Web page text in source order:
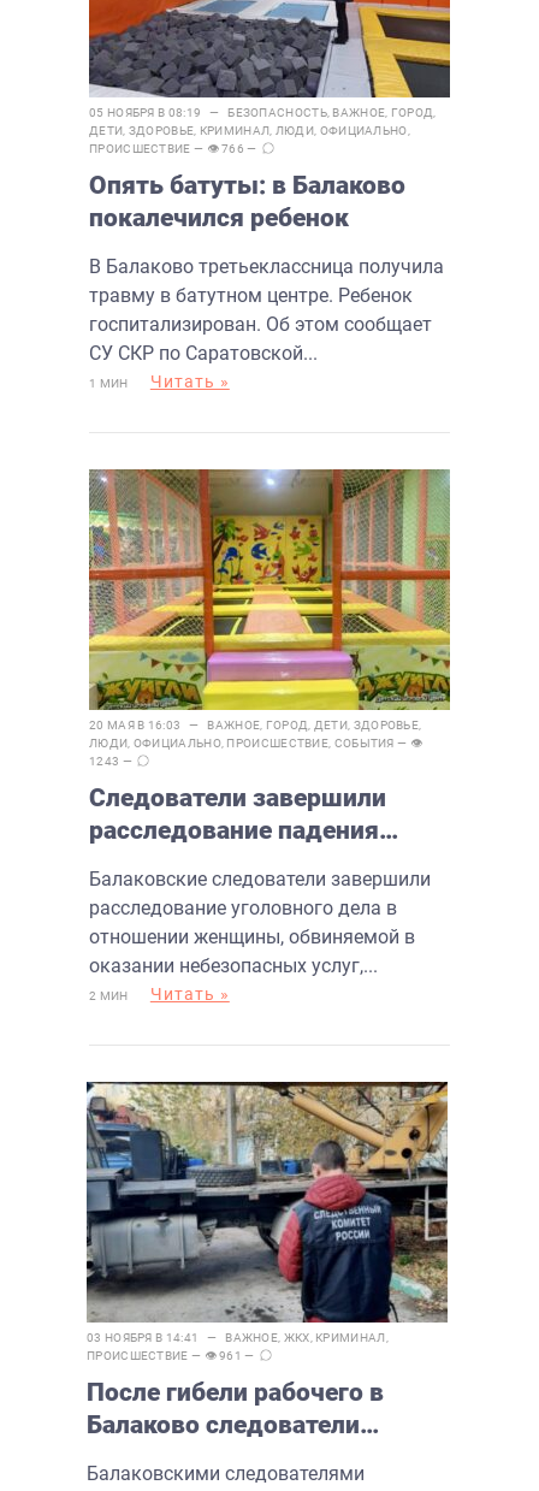
05 НОЯБРЯ В 08:19 — БЕЗОПАСНОСТЬ, ВАЖНОЕ ГОРОД
ДЕТИ ЗДОРОВЬЕ КРИМИНАЛ ЛЮДИ ОФИЦИАЛЬНО
ПРОИСШЕСТВИЕ — 👁 766 —
Опять батуты: в Балаково
покалечился ребенок
В Балаково третьеклассница получила
травму в батутном центре. Ребенок
госпитализирован. Об этом сообщает
СУ СКР по Саратовской...
1 МИН Читать »
20 МАЯ В 16:03 — ВАЖНОЕ ГОРОД ДЕТИ ЗДОРОВЬЕ
ЛЮДИ ОФИЦИАЛЬНО, ПРОИСШЕСТВИЕ СОБЫТИЯ — 👁
1243 —
Следователи завершили
расследование падения
Балаковские следователи завершили
расследование уголовного дела в
отношении женщины, обвиняемой в
оказании небезопасных услуг,...
2 МИН Читать »
03 НОЯБРЯ В 14:41 — ВАЖНОЕ ЖКХ КРИМИНАЛ
ПРОИСШЕСТВИЕ — 👁 961 —
После гибели рабочего в
Балаково следователи
Балаковскими следователями